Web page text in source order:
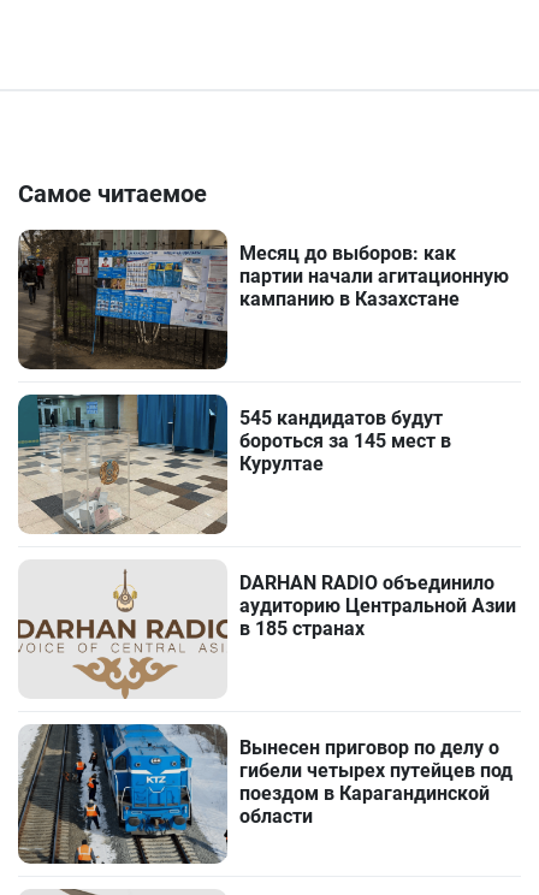
Самое читаемое
Месяц до выборов: как
партии начали агитационную
кампанию в Казахстане
545 кандидатов будут
бороться за 145 мест в
Курултае
DARHAN RADIO объединило
аудиторию Центральной Азии
в 185 странах
Вынесен приговор по делу о
гибели четырех путейцев под
поездом в Карагандинской
области